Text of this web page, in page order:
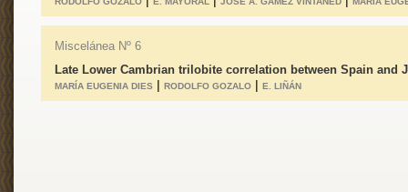
Miscelánea Nº 6
Late Lower Cambrian trilobite correlation between Spain and
MARÍA EUGENIA DIES | RODOLFO GOZALO | E. LIÑÁN